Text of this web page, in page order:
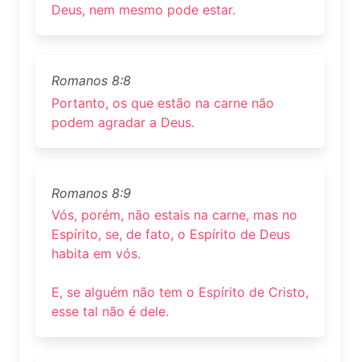
Deus, nem mesmo pode estar.
Romanos 8:8
Portanto, os que estão na carne não
podem agradar a Deus.
Romanos 8:9
Vós, porém, não estais na carne, mas no
Espírito, se, de fato, o Espírito de Deus
habita em vós.
E, se alguém não tem o Espírito de Cristo,
esse tal não é dele.